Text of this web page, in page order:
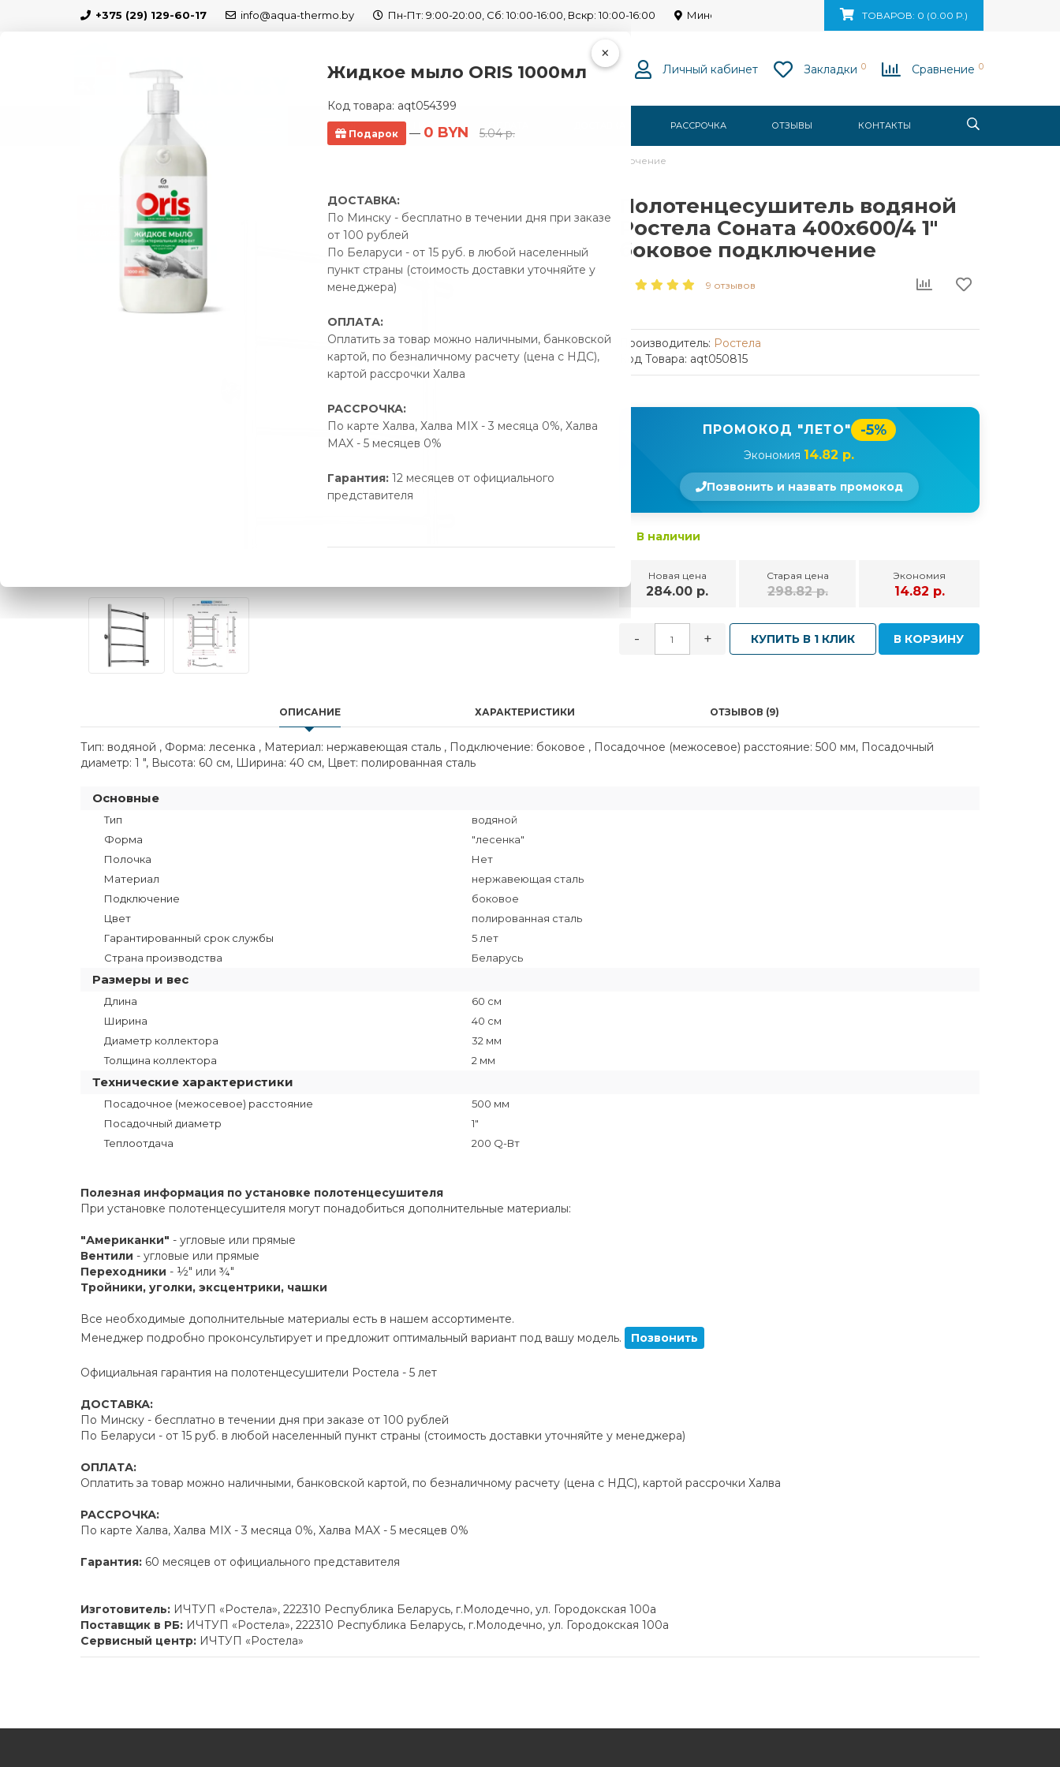
×
Жидкое мыло ORIS 1000мл
Код товара: aqt054399
Подарок — 0 BYN 5.04 р.
ДОСТАВКА:
По Минску - бесплатно в течении дня при заказе
от 100 рублей
По Беларуси - от 15 руб. в любой населенный
пункт страны (стоимость доставки уточняйте у
менеджера)
ОПЛАТА:
Оплатить за товар можно наличными, банковской
картой, по безналичному расчету (цена с НДС),
картой рассрочки Халва
РАССРОЧКА:
По карте Халва, Халва MIX - 3 месяца 0%, Халва
MAX - 5 месяцев 0%
Гарантия: 12 месяцев от официального
представителя
+375 (29) 129-60-17 info@aqua-thermo.by Пн-Пт: 9:00-20:00, Сб: 10:00-16:00, Вскр: 10:00-16:00 Минск, ул. Ваупшасова, д. 10, пом. 131ТОВАРОВ: 0 (0.00 Р.)
Личный кабинет Закладки 0 Сравнение 0
КАТАЛОГ О НАС РАССРОЧКА ОТЗЫВЫ КОНТАКТЫ
Полотенцесушители Полотенцесушитель водяной Ростела Соната 400x600/4 1" боковое подключение
Подарок
Скидка 5 %
Бесплатно по Минску
Полотенцесушитель водяной
Ростела Соната 400x600/4 1"
боковое подключение
9 отзывов
Производитель: Ростела
Код Товара: aqt050815
ПРОМОКОД "ЛЕТО" -5%
Экономия 14.82 р.
Позвонить и назвать промокод
В наличии
Новая цена
284.00 р.
Старая цена
298.82 р.
Экономия
14.82 р.
- + КУПИТЬ В 1 КЛИК В КОРЗИНУ
ОПИСАНИЕ ХАРАКТЕРИСТИКИ ОТЗЫВОВ (9)
Тип: водяной , Форма: лесенка , Материал: нержавеющая сталь , Подключение: боковое , Посадочное (межосевое) расстояние: 500 мм, Посадочный
диаметр: 1 ", Высота: 60 см, Ширина: 40 см, Цвет: полированная сталь
Основные
Тип
водяной
Форма
"лесенка"
Полочка
Нет
Материал
нержавеющая сталь
Подключение
боковое
Цвет
полированная сталь
Гарантированный срок службы
5 лет
Страна производства
Беларусь
Размеры и вес
Длина
60 см
Ширина
40 см
Диаметр коллектора
32 мм
Толщина коллектора
2 мм
Технические характеристики
Посадочное (межосевое) расстояние
500 мм
Посадочный диаметр
1"
Теплоотдача
200 Q-Вт
Полезная информация по установке полотенцесушителя
При установке полотенцесушителя могут понадобиться дополнительные материалы:
"Американки" - угловые или прямые
Вентили - угловые или прямые
Переходники - ½" или ¾"
Тройники, уголки, эксцентрики, чашки
Все необходимые дополнительные материалы есть в нашем ассортименте.
Менеджер подробно проконсультирует и предложит оптимальный вариант под вашу модель.
Позвонить
Официальная гарантия на полотенцесушители Ростела - 5 лет
ДОСТАВКА:
По Минску - бесплатно в течении дня при заказе от 100 рублей
По Беларуси - от 15 руб. в любой населенный пункт страны (стоимость доставки уточняйте у менеджера)
ОПЛАТА:
Оплатить за товар можно наличными, банковской картой, по безналичному расчету (цена с НДС), картой рассрочки Халва
РАССРОЧКА:
По карте Халва, Халва MIX - 3 месяца 0%, Халва MAX - 5 месяцев 0%
Гарантия: 60 месяцев от официального представителя
Изготовитель: ИЧТУП «Ростела», 222310 Республика Беларусь, г.Молодечно, ул. Городокская 100а
Поставщик в РБ: ИЧТУП «Ростела», 222310 Республика Беларусь, г.Молодечно, ул. Городокская 100а
Сервисный центр: ИЧТУП «Ростела»